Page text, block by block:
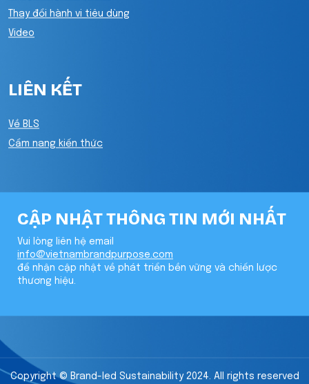
Thay đổi hành vi tiêu dùng
Video
LIÊN KẾT
Về BLS
Cẩm nang kiến thức
CẬP NHẬT THÔNG TIN MỚI NHẤT
Vui lòng liên hệ email
info@vietnambrandpurpose.com
để nhận cập nhật về phát triển bền vững và chiến lược
thương hiệu.
Copyright © Brand-led Sustainability 2024. All rights reserved